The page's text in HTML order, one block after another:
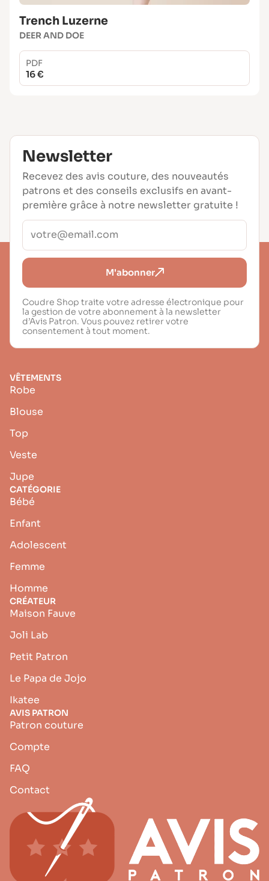
Trench Luzerne
DEER AND DOE
PDF
16 €
Newsletter
Recevez des avis couture, des nouveautés
patrons et des conseils exclusifs en avant-
première grâce à notre newsletter gratuite !
M'abonner
Coudre Shop traite votre adresse électronique pour
la gestion de votre abonnement à la newsletter
d’Avis Patron. Vous pouvez retirer votre
consentement à tout moment.
VÊTEMENTS
Robe
Blouse
Top
Veste
Jupe
CATÉGORIE
Bébé
Enfant
Adolescent
Femme
Homme
CRÉATEUR
Maison Fauve
Joli Lab
Petit Patron
Le Papa de Jojo
Ikatee
AVIS PATRON
Patron couture
Compte
FAQ
Contact